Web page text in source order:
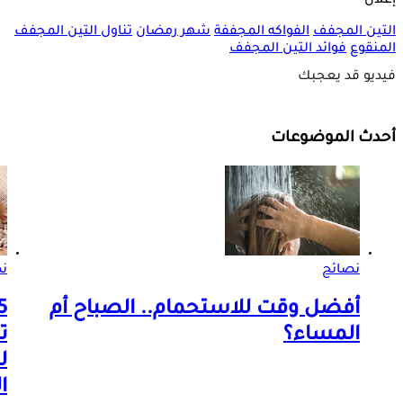
التين المجفف الفواكه المجففة شهر رمضان تناول التين المجفف
المنقوع فوائد التين المجفف
فيديو قد يعجبك
أحدث الموضوعات
نصائح
أفضل وقت للاستحمام.. الصباح أم
المساء؟